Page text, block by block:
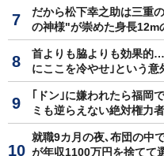
だから松下幸之助は三重
の神様"が崇めた身長12m
首よりも脇よりも効果的
にここを冷やせ｣という意
｢ドン｣に嫌われたら福岡
ミも逆らえない絶対権力
就職9カ月の夜､布団の中
が年収1100万円を捨てて